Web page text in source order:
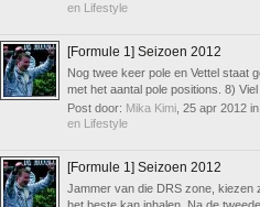
en Lifestyle
[Formule 1] Seizoen 2012
Nog twee keer pole en Vettel staat
met het aantal pole positions. 8) Viel
Post door: Mika Kimi 25 apr 2012
en Lifestyle
[Formule 1] Seizoen 2012
Jammer van die DRS zone, kiezen